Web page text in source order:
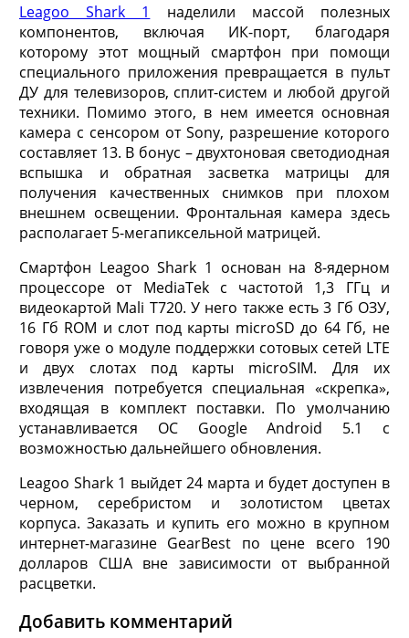
Leagoo Shark 1
наделили массой полезных
компонентов, включая ИК-порт, благодаря
которому этот мощный смартфон при помощи
специального приложения превращается в пульт
ДУ для телевизоров, сплит-систем и любой другой
техники. Помимо этого, в нем имеется основная
камера с сенсором от Sony, разрешение которого
составляет 13. В бонус – двухтоновая светодиодная
вспышка и обратная засветка матрицы для
получения качественных снимков при плохом
внешнем освещении. Фронтальная камера здесь
располагает 5-мегапиксельной матрицей.
Смартфон Leagoo Shark 1 основан на 8-ядерном
процессоре от MediaTek с частотой 1,3 ГГц и
видеокартой Mali T720. У него также есть 3 Гб ОЗУ,
16 Гб ROM и слот под карты microSD до 64 Гб, не
говоря уже о модуле поддержки сотовых сетей LTE
и двух слотах под карты microSIM. Для их
извлечения потребуется специальная «скрепка»,
входящая в комплект поставки. По умолчанию
устанавливается ОС Google Android 5.1 с
возможностью дальнейшего обновления.
Leagoo Shark 1 выйдет 24 марта и будет доступен в
черном, серебристом и золотистом цветах
корпуса. Заказать и купить его можно в крупном
интернет-магазине GearBest по цене всего 190
долларов США вне зависимости от выбранной
расцветки.
Добавить комментарий